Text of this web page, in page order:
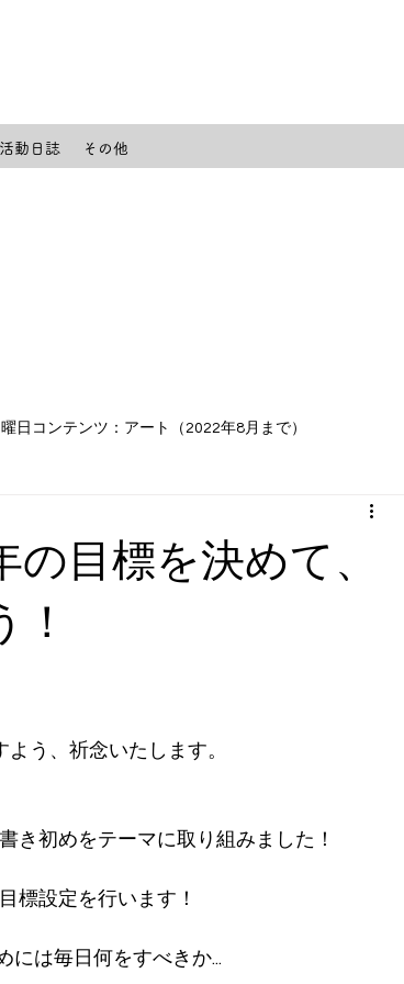
活動日誌 その他
曜日コンテンツ：アート（2022年8月まで）
水曜日コンテンツ：プログラミング etc
休み時スクール：サマクル etc
の目標を決めて、
う、祈念いたします。
き初めをテーマに取り組みました！
標設定を行います！
には毎日何をすべきか...